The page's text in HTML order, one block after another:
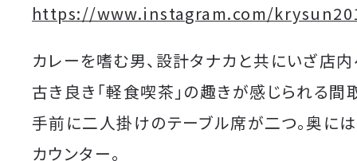
https://www.instagram.com/
カレーを嗜む男、設計タナカと共にいざ店内
古き良き「軽食喫茶」の趣きが感じられる間
手前に二人掛けのテーブル席が二つ。奥に
カウンター。